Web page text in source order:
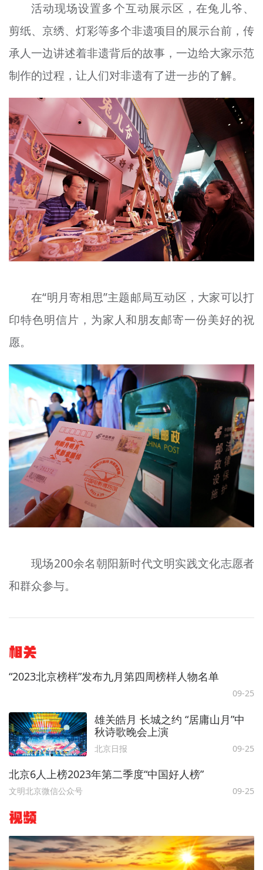
活动现场设置多个互动展示区，在兔儿爷、
剪纸、京绣、灯彩等多个非遗项目的展示台前，传
承人一边讲述着非遗背后的故事，一边给大家示范
制作的过程，让人们对非遗有了进一步的了解。
在“明月寄相思”主题邮局互动区，大家可以打
印特色明信片，为家人和朋友邮寄一份美好的祝
愿。
现场200余名朝阳新时代文明实践文化志愿者
和群众参与。
相关
“2023北京榜样”发布九月第四周榜样人物名单
09-25
雄关皓月 长城之约 “居庸山月”中
秋诗歌晚会上演
北京日报 09-25
北京6人上榜2023年第二季度“中国好人榜”
文明北京微信公众号 09-25
视频